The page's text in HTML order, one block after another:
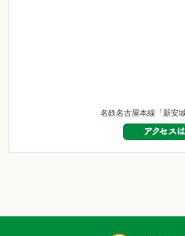
名鉄名古屋本線「新安